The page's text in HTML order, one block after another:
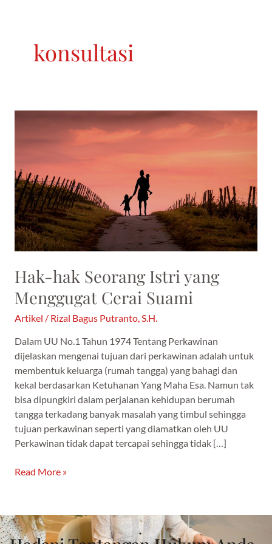
konsultasi
Hak-hak Seorang Istri yang
Menggugat Cerai Suami
Artikel / Rizal Bagus Putranto, S.H.
Dalam UU No.1 Tahun 1974 Tentang Perkawinan
dijelaskan mengenai tujuan dari perkawinan adalah untuk
membentuk keluarga (rumah tangga) yang bahagi dan
kekal berdasarkan Ketuhanan Yang Maha Esa. Namun tak
bisa dipungkiri dalam perjalanan kehidupan berumah
tangga terkadang banyak masalah yang timbul sehingga
tujuan perkawinan seperti yang diamatkan oleh UU
Perkawinan tidak dapat tercapai sehingga tidak […]
Seorang
yang
Menggugat
Cerai
Suami
Read More »